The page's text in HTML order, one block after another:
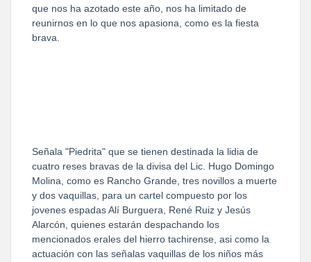
que nos ha azotado este año, nos ha limitado de
reunirnos en lo que nos apasiona, como es la fiesta
brava.
Señala "Piedrita" que se tienen destinada la lidia de
cuatro reses bravas de la divisa del Lic. Hugo Domingo
Molina, como es Rancho Grande, tres novillos a muerte
y dos vaquillas, para un cartel compuesto por los
jovenes espadas Alí Burguera, René Ruiz y Jesús
Alarcón, quienes estarán despachando los
mencionados erales del hierro tachirense, asi como la
actuación con las señalas vaquillas de los niños más